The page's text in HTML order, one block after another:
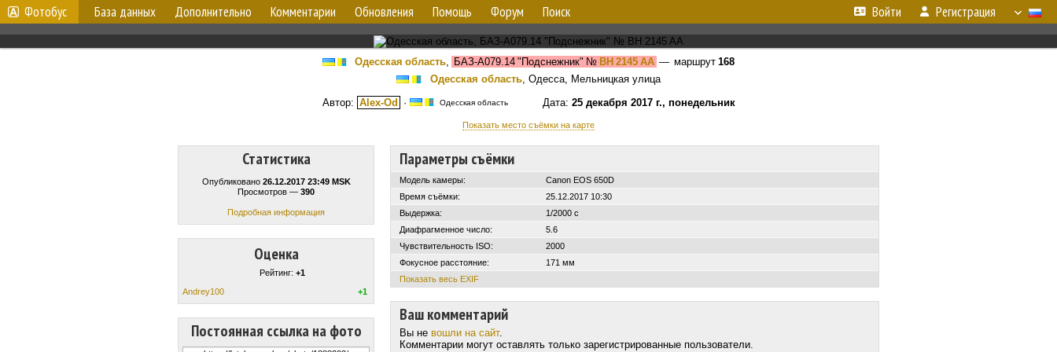
Фотобус База данных Дополнительно Комментарии Обновления Помощь Форум Поиск Войти Регистрация
Одесская область, БАЗ-А079.14 "Подснежник" № BH 2145 AA — маршрут 168
Одесская область, Одесса, Мельницкая улица
Автор: Alex-Od · Одесская областьДата: 25 декабря 2017 г., понедельник
Показать место съёмки на карте
Статистика
Опубликовано 26.12.2017 23:49 MSK
Просмотров — 390
Подробная информация
Оценка
Рейтинг: +1
Andrey100
+1
Постоянная ссылка на фото
Параметры съёмки
Модель камеры:
Canon EOS 650D
Время съёмки:
25.12.2017 10:30
Выдержка:
1/2000 с
Диафрагменное число:
5.6
Чувствительность ISO:
2000
Фокусное расстояние:
171 мм
Показать весь EXIF
Ваш комментарий
Вы не вошли на сайт.
Комментарии могут оставлять только зарегистрированные пользователи.